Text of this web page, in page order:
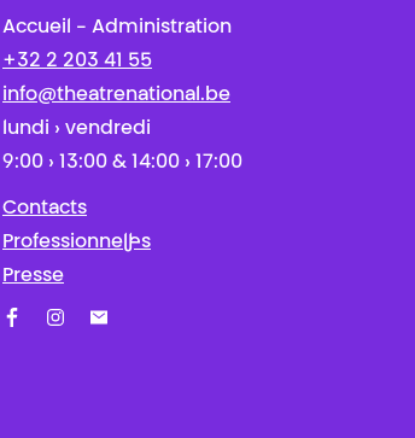
Accueil - Administration
+32 2 203 41 55
info@theatrenational.be
lundi › vendredi
9:00 › 13:00 & 14:00 › 17:00
Contacts
Professionnel·les
Presse